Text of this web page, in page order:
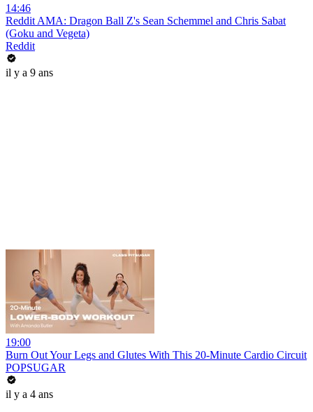
14:46
Reddit AMA: Dragon Ball Z's Sean Schemmel and Chris Sabat
(Goku and Vegeta)
Reddit
il y a 9 ans
19:00
Burn Out Your Legs and Glutes With This 20-Minute Cardio Circuit
POPSUGAR
il y a 4 ans